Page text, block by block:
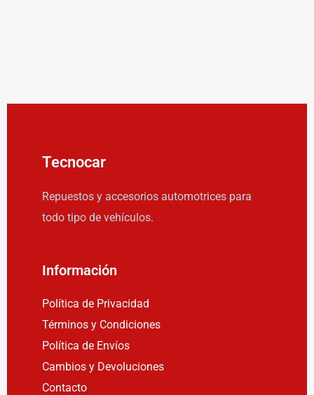
Tecnocar
Repuestos y accesorios automotrices para
todo tipo de vehículos.
Información
Política de Privacidad
Términos y Condiciones
Política de Envíos
Cambios y Devoluciones
Contacto